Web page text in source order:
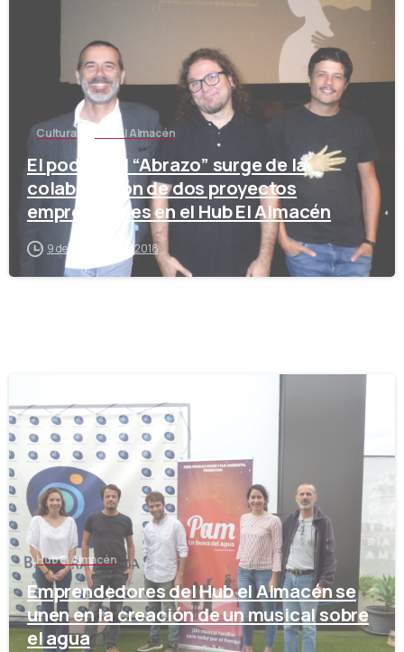
Cultura Hub El Almacén
El poder del “Abrazo” surge de la
colaboración de dos proyectos
empresariales en el Hub El Almacén
9 de noviembre de 2018
Hub El Almacén
Emprendedores del Hub el Almacén se
unen en la creación de un musical sobre
el agua